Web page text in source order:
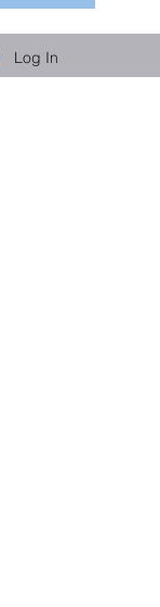
Log In